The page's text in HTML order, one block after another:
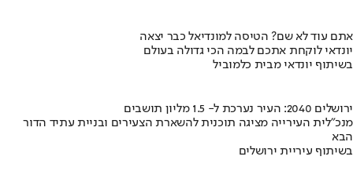
אתם עוד לא שם? הטיסה למונדיאל כבר יצאה
יונדאי לוקחת אתכם לבמה הכי גדולה בעולם
בשיתוף יונדאי מבית כלמוביל
ירושלים 2040: העיר נערכת ל- 1.5 מליון תושבים
מנכ"לית העירייה מציגה תוכנית להשארת הצעירים ובניית עתיד הדור
הבא
בשיתוף עיריית ירושלים